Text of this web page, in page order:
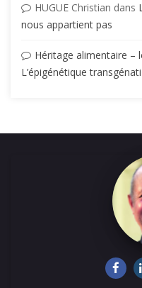
HUGUE Christian dans
nous appartient pas
Héritage alimentaire –
L’épigénétique